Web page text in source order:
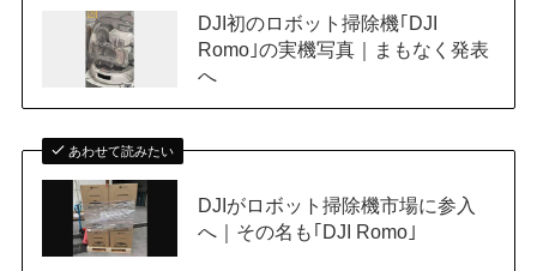
DJI初のロボット掃除機｢DJI
Romo｣の実機写真｜まもなく発表
へ
あわせて読みたい
DJIがロボット掃除機市場に参入
へ｜その名も｢DJI Romo｣